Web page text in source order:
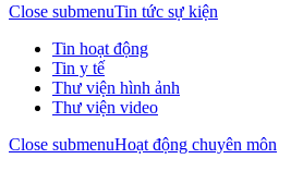
Close submenuTin tức sự kiện
Tin hoạt động
Tin y tế
Thư viện hình ảnh
Thư viện video
Close submenuHoạt động chuyên môn